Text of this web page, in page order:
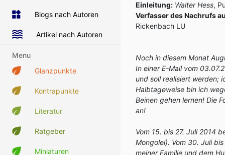
Blogs nach Autoren
Artikel nach Autoren
Menu
Glanzpunkte
Kontrapunkte
Literatur
Ratgeber
Miniaturen
Einleitung: Walter Hess,
Verfasser des Nachrufs
Rickenbach LU
Noch in diesem Monat
In einer E-Mail vom
und soll realisiert werden;
Halbtageweise bin ich
Beinen gehen lernen! Die
an!
Vom 15. bis 27. Juli 2014
Mongolei). Vom 30. Juli
meiner Familie und dem